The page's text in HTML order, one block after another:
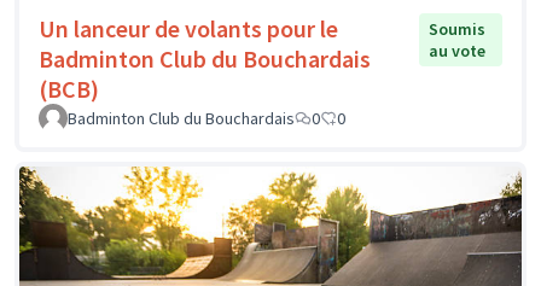
Un lanceur de volants pour le
Badminton Club du Bouchardais
(BCB)
Soumis
au vote
Badminton Club du Bouchardais 0 0